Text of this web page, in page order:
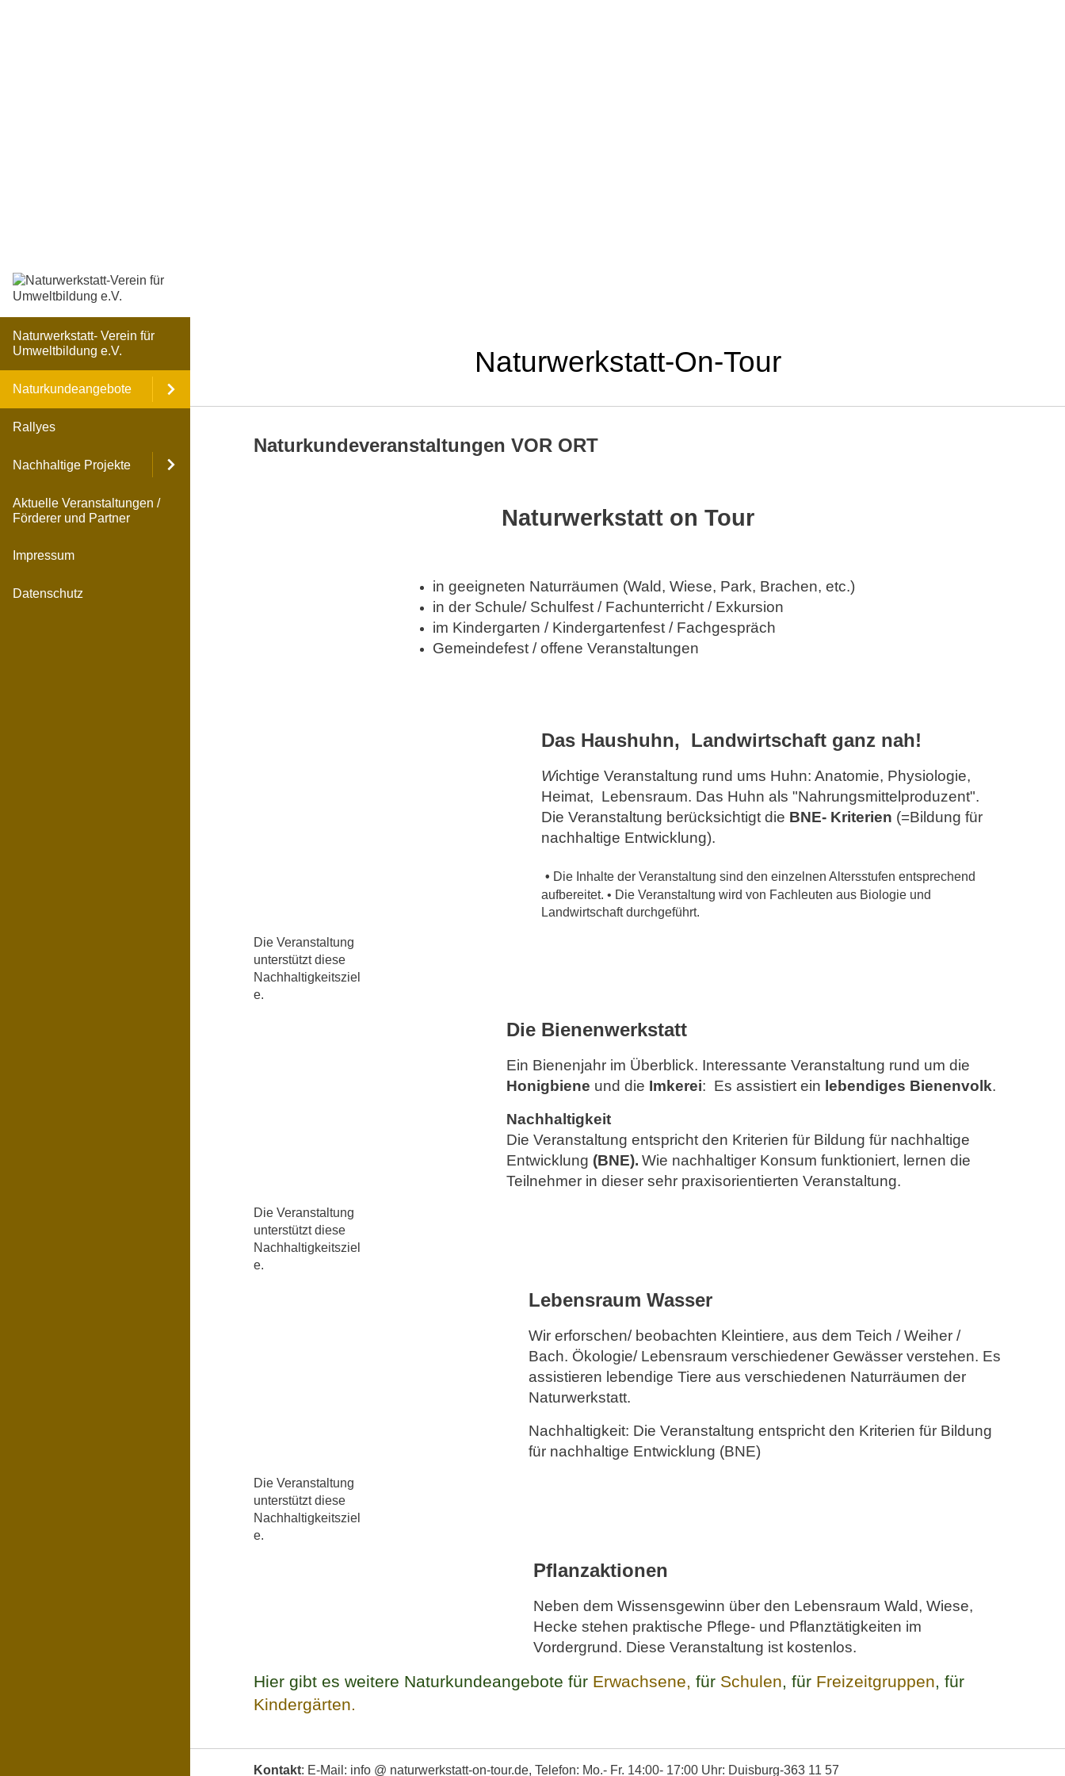
Naturwerkstatt- Verein für
Umweltbildung e.V.
Naturkundeangebote
Rallyes
Nachhaltige Projekte
Aktuelle Veranstaltungen /
Förderer und Partner
Impressum
Datenschutz
Naturwerkstatt-On-Tour
Naturkundeveranstaltungen VOR ORT
Naturwerkstatt on Tour
in geeigneten Naturräumen (Wald, Wiese, Park, Brachen, etc.)
in der Schule/ Schulfest / Fachunterricht / Exkursion
im Kindergarten / Kindergartenfest / Fachgespräch
Gemeindefest / offene Veranstaltungen
Das Haushuhn, Landwirtschaft ganz nah!
Wichtige Veranstaltung rund ums Huhn: Anatomie, Physiologie,
Heimat, Lebensraum. Das Huhn als "Nahrungsmittelproduzent".
Die Veranstaltung berücksichtigt die BNE- Kriterien (=Bildung für
nachhaltige Entwicklung).
• Die Inhalte der Veranstaltung sind den einzelnen Altersstufen entsprechend
aufbereitet. • Die Veranstaltung wird von Fachleuten aus Biologie und
Landwirtschaft durchgeführt.
Die Veranstaltung
unterstützt diese
Nachhaltigkeitsziel
e.
Die Bienenwerkstatt
Ein Bienenjahr im Überblick. Interessante Veranstaltung rund um die
Honigbiene und die Imkerei: Es assistiert ein lebendiges Bienenvolk.
Nachhaltigkeit
Die Veranstaltung entspricht den Kriterien für Bildung für nachhaltige
Entwicklung (BNE). Wie nachhaltiger Konsum funktioniert, lernen die
Teilnehmer in dieser sehr praxisorientierten Veranstaltung.
Die Veranstaltung
unterstützt diese
Nachhaltigkeitsziel
e.
Lebensraum Wasser
Wir erforschen/ beobachten Kleintiere, aus dem Teich / Weiher /
Bach. Ökologie/ Lebensraum verschiedener Gewässer verstehen. Es
assistieren lebendige Tiere aus verschiedenen Naturräumen der
Naturwerkstatt.
Nachhaltigkeit: Die Veranstaltung entspricht den Kriterien für Bildung
für nachhaltige Entwicklung (BNE)
Die Veranstaltung
unterstützt diese
Nachhaltigkeitsziel
e.
Pflanzaktionen
Neben dem Wissensgewinn über den Lebensraum Wald, Wiese,
Hecke stehen praktische Pflege- und Pflanztätigkeiten im
Vordergrund. Diese Veranstaltung ist kostenlos.
Hier gibt es weitere Naturkundeangebote für Erwachsene, für Schulen, für Freizeitgruppen, für
Kindergärten.
Kontakt: E-Mail: info @ naturwerkstatt-on-tour.de, Telefon: Mo.- Fr. 14:00- 17:00 Uhr: Duisburg-363 11 57